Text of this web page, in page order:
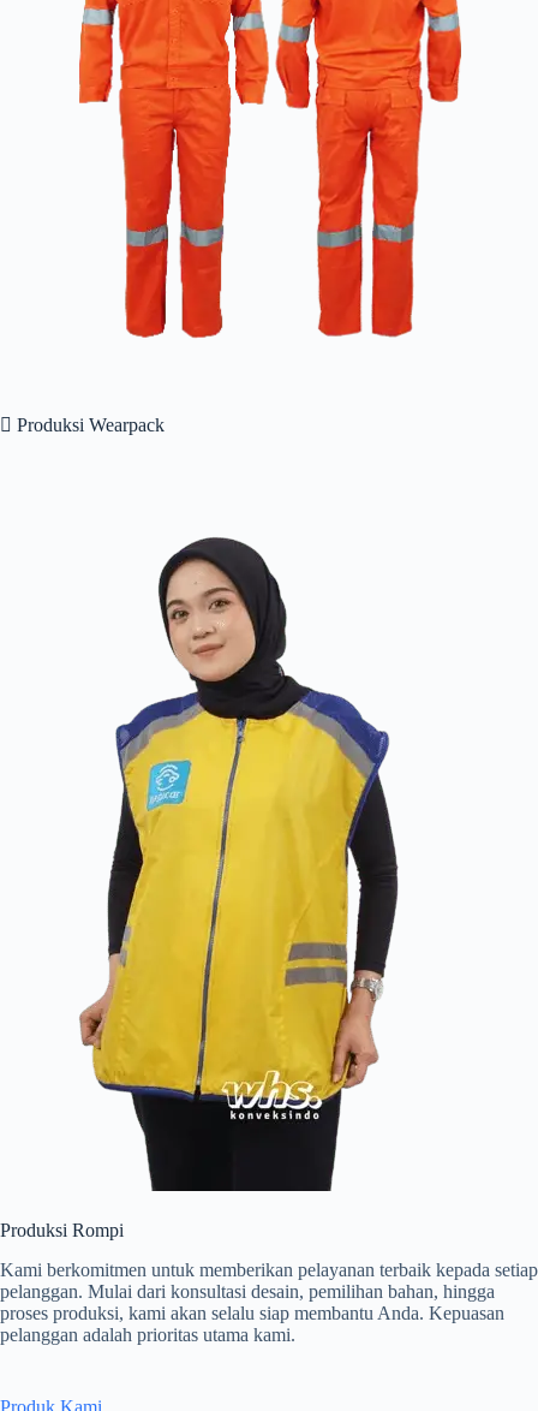
 Produksi Wearpack
Produksi Rompi
Kami berkomitmen untuk memberikan pelayanan terbaik kepada setiap
pelanggan. Mulai dari konsultasi desain, pemilihan bahan, hingga
proses produksi, kami akan selalu siap membantu Anda. Kepuasan
pelanggan adalah prioritas utama kami.
Produk Kami